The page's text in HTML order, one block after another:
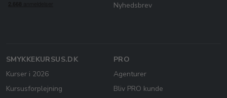
Nyhedsbrev
SMYKKEKURSUS.DK
Kurser i 2026
Kursusforplejning
PRO
Agenturer
Bliv PRO kunde